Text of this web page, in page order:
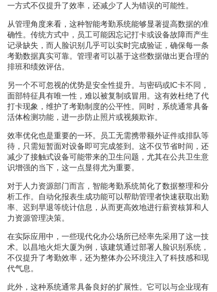
一方式不仅提升了效率，还减少了人为错误的可能性。
从管理角度来看，这种智能考勤系统能够显著提高数据的准
确性。传统方式中，员工可能因忘记打卡或设备故障而产生
记录缺失，而人脸识别几乎可以实时完成验证，确保每一条
考勤数据真实可靠。管理者可以基于这些数据做出更合理的
排班和绩效评估。
另一个不可忽视的优势是安全性提升。与密码或IC卡不同，
面部特征具有唯一性，难以被复制或冒用。这有效杜绝了代
打卡现象，维护了考勤制度的公平性。同时，系统通常具备
活体检测功能，进一步防止照片或视频欺诈。
效率优化也是重要的一环。员工无需携带额外证件或排队等
待，只需短暂面对设备即可完成签到。这不仅节省时间，还
减少了接触式设备可能带来的卫生问题，尤其在公共卫生意
识增强的当下，这一点显得尤为重要。
对于人力资源部门而言，智能考勤系统简化了数据整理和分
析工作。自动化报表生成功能可以帮助管理者快速获取出勤
率、迟到早退等统计信息，从而更高效地进行薪资核算和人
力资源管理决策。
在实际应用中，一些现代化办公场所已经率先采用了这一技
术。以昌地火炬大厦为例，该建筑通过部署人脸识别系统，
不仅提升了考勤效率，还为整体办公环境注入了科技感和现
代气息。
此外，这种系统通常具备良好的扩展性。它可以与企业现有